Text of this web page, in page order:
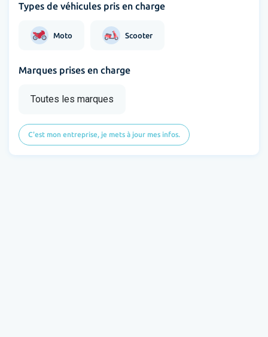
Types de véhicules pris en charge
Moto Scooter
Marques prises en charge
Toutes les marques
C'est mon entreprise, je mets à jour mes infos.